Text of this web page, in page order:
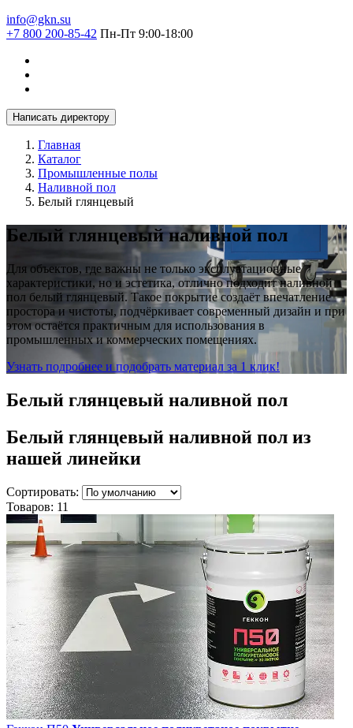
info@gkn.su
+7 800 200-85-42 Пн-Пт 9:00-18:00
Написать директору
Главная
Каталог
Промышленные полы
Наливной пол
Белый глянцевый
Белый глянцевый наливной пол
Для объектов, где важны не только эксплуатационные
характеристики, но и эстетика, отлично подходит наливной
пол белый глянцевый. Такое покрытие создаёт впечатление
простора и чистоты, подчёркивает современный дизайн и при
этом остаётся практичным для использования в
промышленных и коммерческих помещениях.
Узнать подробнее и подобрать материал за 1 клик!
Белый глянцевый наливной пол
Белый глянцевый наливной пол из
нашей линейки
Сортировать:
Товаров: 11